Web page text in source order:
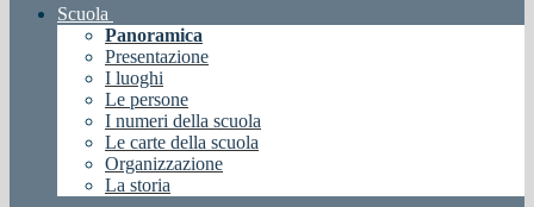
Scuola
Panoramica
Presentazione
I luoghi
Le persone
I numeri della scuola
Le carte della scuola
Organizzazione
La storia